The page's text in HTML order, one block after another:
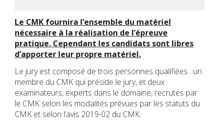
Le CMK fournira l’ensemble du matériel
nécessaire à la réalisation de l’épreuve
pratique. Cependant les candidats sont libres
d’apporter leur propre matériel.
Le jury est composé de trois personnes qualifiées : un
membre du CMK qui préside le jury, et deux
examinateurs, experts dans le domaine, recrutés par
le CMK selon les modalités prévues par les statuts du
CMK et selon l’avis 2019-02 du CMK.